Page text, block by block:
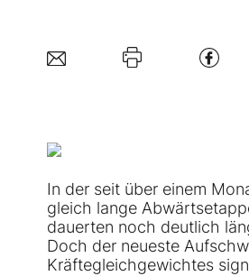
In der seit über einem
gleich lange
dauerten noch deutlich
Doch der neueste
Kräftegleichgewichtes